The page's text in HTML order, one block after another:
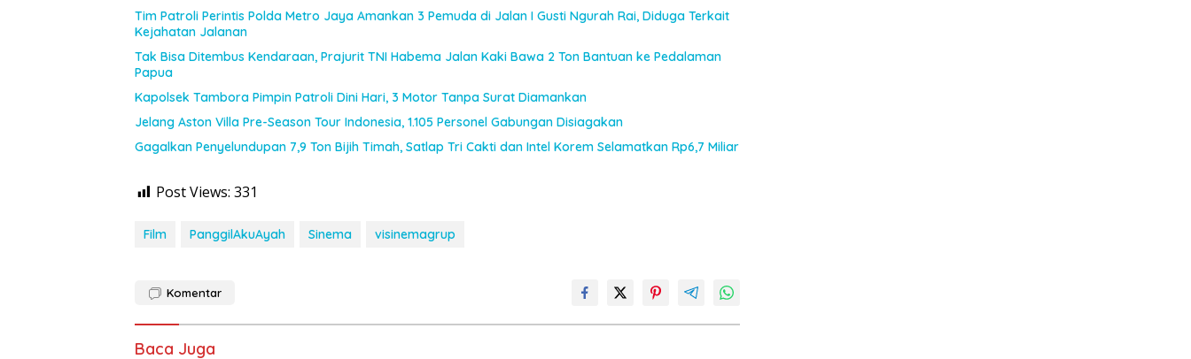
Tim Patroli Perintis Polda Metro Jaya Amankan 3 Pemuda di Jalan I Gusti Ngurah Rai, Diduga Terkait
Kejahatan Jalanan
Tak Bisa Ditembus Kendaraan, Prajurit TNI Habema Jalan Kaki Bawa 2 Ton Bantuan ke Pedalaman
Papua
Kapolsek Tambora Pimpin Patroli Dini Hari, 3 Motor Tanpa Surat Diamankan
Jelang Aston Villa Pre-Season Tour Indonesia, 1.105 Personel Gabungan Disiagakan
Gagalkan Penyelundupan 7,9 Ton Bijih Timah, Satlap Tri Cakti dan Intel Korem Selamatkan Rp6,7 Miliar
Post Views: 331
Film PanggilAkuAyah Sinema visinemagrup
Komentar
Baca Juga